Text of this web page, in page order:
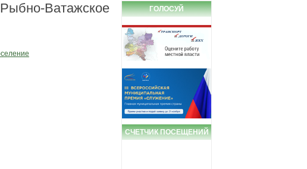
Ватажское
ГОЛОСУЙ
СЧЕТЧИК ПОСЕЩЕНИЙ